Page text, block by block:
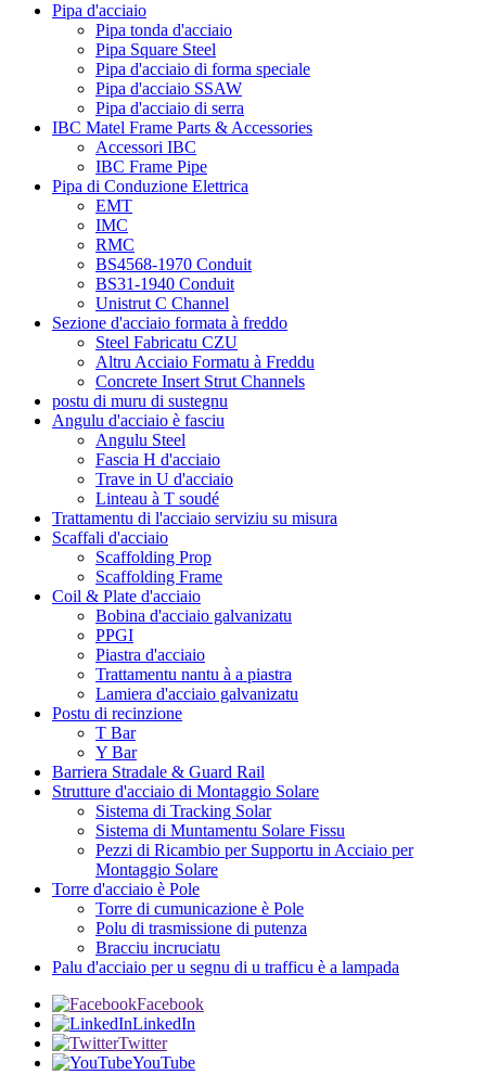
Pipa d'acciaio
Pipa tonda d'acciaio
Pipa Square Steel
Pipa d'acciaio di forma speciale
Pipa d'acciaio SSAW
Pipa d'acciaio di serra
IBC Matel Frame Parts & Accessories
Accessori IBC
IBC Frame Pipe
Pipa di Conduzione Elettrica
EMT
IMC
RMC
BS4568-1970 Conduit
BS31-1940 Conduit
Unistrut C Channel
Sezione d'acciaio formata à freddo
Steel Fabricatu CZU
Altru Acciaio Formatu à Freddu
Concrete Insert Strut Channels
postu di muru di sustegnu
Angulu d'acciaio è fasciu
Angulu Steel
Fascia H d'acciaio
Trave in U d'acciaio
Linteau à T soudé
Trattamentu di l'acciaio serviziu su misura
Scaffali d'acciaio
Scaffolding Prop
Scaffolding Frame
Coil & Plate d'acciaio
Bobina d'acciaio galvanizatu
PPGI
Piastra d'acciaio
Trattamentu nantu à a piastra
Lamiera d'acciaio galvanizatu
Postu di recinzione
T Bar
Y Bar
Barriera Stradale & Guard Rail
Strutture d'acciaio di Montaggio Solare
Sistema di Tracking Solar
Sistema di Muntamentu Solare Fissu
Pezzi di Ricambio per Supportu in Acciaio per
Montaggio Solare
Torre d'acciaio è Pole
Torre di cumunicazione è Pole
Polu di trasmissione di putenza
Bracciu incruciatu
Palu d'acciaio per u segnu di u trafficu è a lampada
Facebook
LinkedIn
Twitter
YouTube